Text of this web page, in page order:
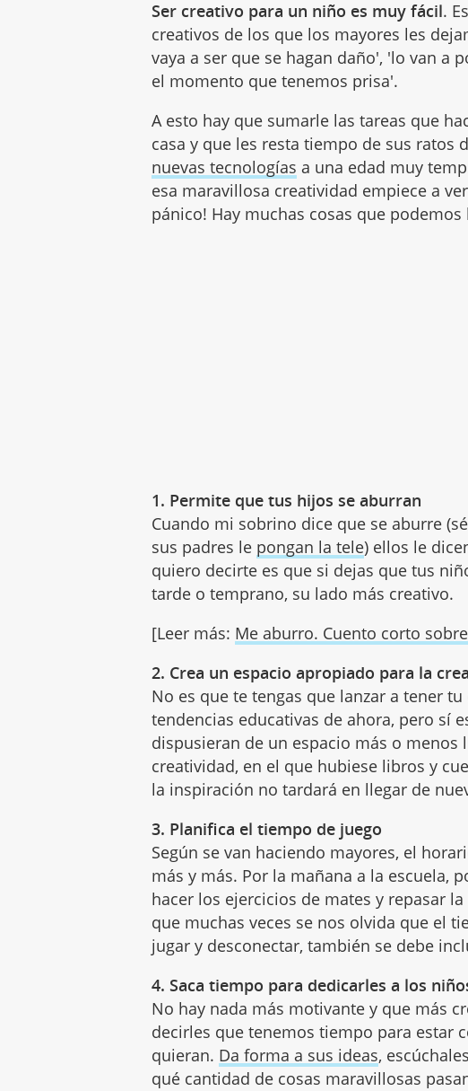
Ser creativo para un niño es muy fácil.
creativos de los que los mayores les
vaya a ser que se hagan daño', 'lo van a
el momento que tenemos prisa'.
A esto hay que sumarle las tareas que
casa y que les resta tiempo de sus ratos
nuevas tecnologías a una edad muy
esa maravillosa creatividad empiece a
pánico! Hay muchas cosas que
1. Permite que tus hijos se aburran
Cuando mi sobrino dice que se aburre
sus padres le pongan la tele) ellos le
quiero decirte es que si dejas que tus
tarde o temprano, su lado más creativo.
[Leer más: Me aburro. Cuento corto
2. Crea un espacio apropiado para la
No es que te tengas que lanzar a tener
tendencias educativas de ahora, pero sí
dispusieran de un espacio más o menos
creatividad, en el que hubiese libros y
la inspiración no tardará en llegar de
3. Planifica el tiempo de juego
Según se van haciendo mayores, el
más y más. Por la mañana a la escuela,
hacer los ejercicios de mates y repasar
que muchas veces se nos olvida que el
jugar y desconectar, también se debe
4. Saca tiempo para dedicarles a los
No hay nada más motivante y que más
decirles que tenemos tiempo para estar
quieran. Da forma a sus ideas,
qué cantidad de cosas maravillosas